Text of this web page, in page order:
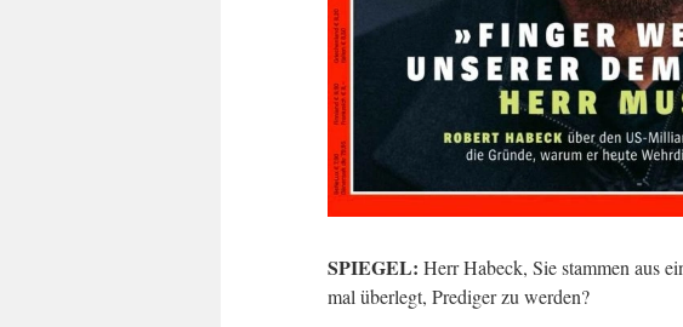
SPIEGEL: Herr Habeck, Sie stammen aus
mal überlegt, Prediger zu werden?